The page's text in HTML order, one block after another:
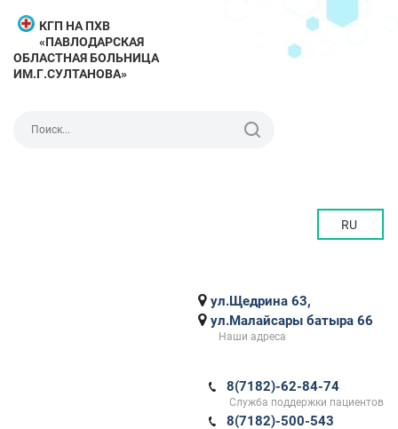
КГП НА ПХВ
«ПАВЛОДАРСКАЯ
ОБЛАСТНАЯ БОЛЬНИЦА
ИМ.Г.СУЛТАНОВА»
RU
ул.Щедрина 63,
ул.Малайсары батыра 66
Наши адреса
8(7182)-62-84-74
Служба поддержки пациентов
8(7182)-500-543